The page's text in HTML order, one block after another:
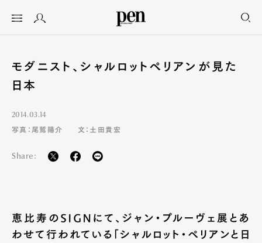
モダニスト、シャルロットペリアンが見た
日本
2014.03.14
写真：尾鷲陽介
文：土田貴宏
Share:
恵比寿のSIGNにて、ジャン・プルーヴェ展とあ
わせて行われている「シャルロット・ペリアンと日